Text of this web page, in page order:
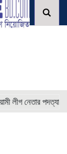
নেতার পদত্যাগ